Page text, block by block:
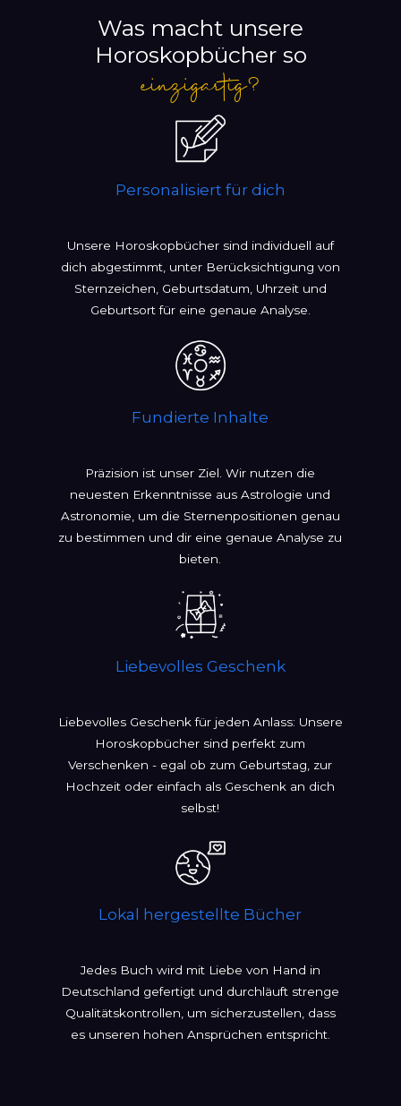
Was macht unsere
Horoskopbücher so
einzigartig?
Personalisiert für dich
Unsere Horoskopbücher sind individuell auf
dich abgestimmt, unter Berücksichtigung von
Sternzeichen, Geburtsdatum, Uhrzeit und
Geburtsort für eine genaue Analyse.
Fundierte Inhalte
Präzision ist unser Ziel. Wir nutzen die
neuesten Erkenntnisse aus Astrologie und
Astronomie, um die Sternenpositionen genau
zu bestimmen und dir eine genaue Analyse zu
bieten.
Liebevolles Geschenk
Liebevolles Geschenk für jeden Anlass: Unsere
Horoskopbücher sind perfekt zum
Verschenken - egal ob zum Geburtstag, zur
Hochzeit oder einfach als Geschenk an dich
selbst!
Lokal hergestellte Bücher
Jedes Buch wird mit Liebe von Hand in
Deutschland gefertigt und durchläuft strenge
Qualitätskontrollen, um sicherzustellen, dass
es unseren hohen Ansprüchen entspricht.